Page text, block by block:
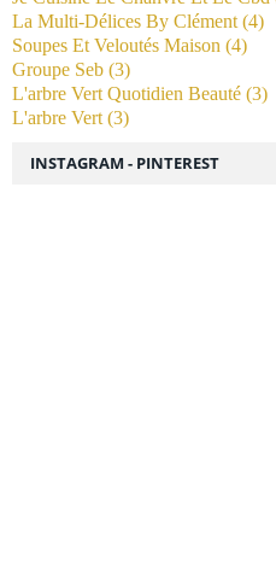
La Multi-Délices By Clément (4)
Soupes Et Veloutés Maison (4)
Groupe Seb (3)
L'arbre Vert Quotidien Beauté (3)
L'arbre Vert (3)
INSTAGRAM - PINTEREST